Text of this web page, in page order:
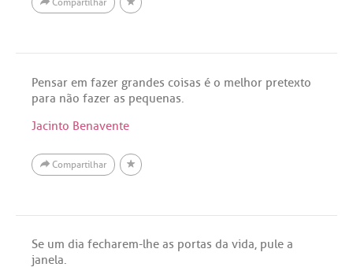
Pensar em fazer grandes coisas é o melhor pretexto
para não fazer as pequenas.
Jacinto Benavente
Compartilhar
Se um dia fecharem-lhe as portas da vida, pule a
janela.